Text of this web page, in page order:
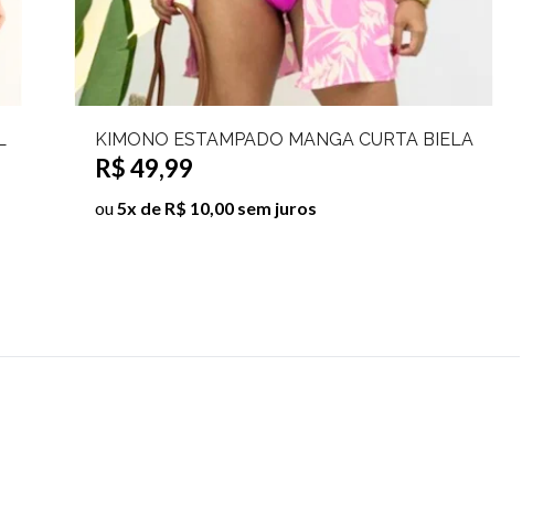
KIMONO ESTAMPADO MANGA CURTA BIELA
R$ 49,99
ou5x de R$ 10,00 sem juros